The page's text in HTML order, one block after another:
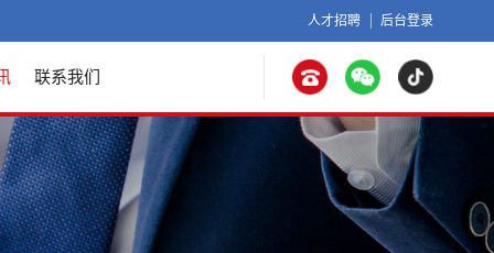
人才招聘 后台登录
联系我们